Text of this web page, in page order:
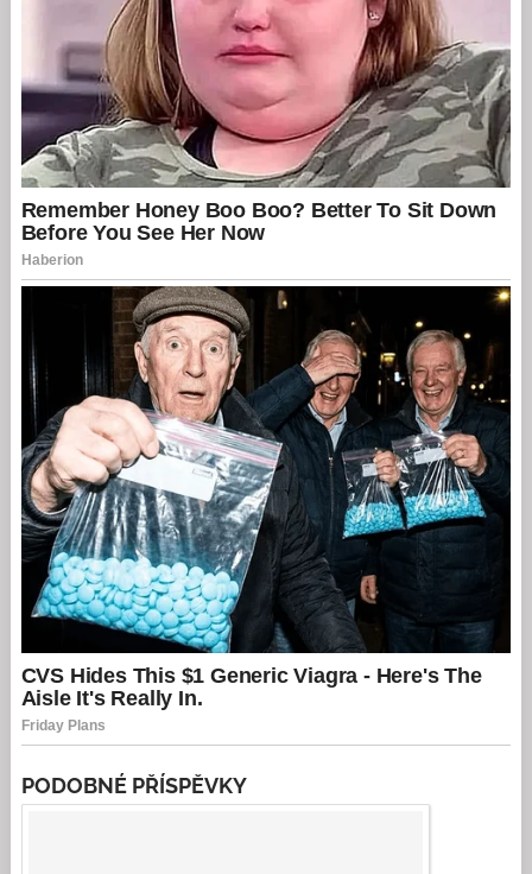
PODOBNÉ PŘÍSPĚVKY